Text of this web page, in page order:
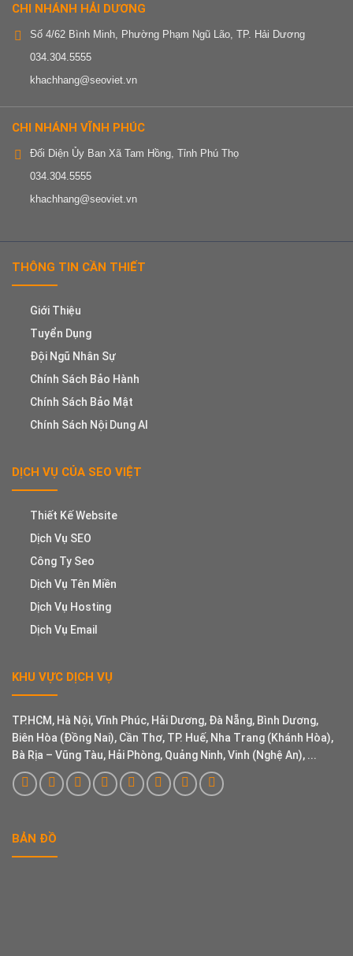
CHI NHÁNH HẢI DƯƠNG
Số 4/62 Bình Minh, Phường Phạm Ngũ Lão, TP. Hải Dương
034.304.5555
khachhang@seoviet.vn
CHI NHÁNH VĨNH PHÚC
Đối Diện Ủy Ban Xã Tam Hồng, Tỉnh Phú Thọ
034.304.5555
khachhang@seoviet.vn
THÔNG TIN CẦN THIẾT
Giới Thiệu
Tuyển Dụng
Đội Ngũ Nhân Sự
Chính Sách Bảo Hành
Chính Sách Bảo Mật
Chính Sách Nội Dung AI
DỊCH VỤ CỦA SEO VIỆT
Thiết Kế Website
Dịch Vụ SEO
Công Ty Seo
Dịch Vụ Tên Miền
Dịch Vụ Hosting
Dịch Vụ Email
KHU VỰC DỊCH VỤ
TP.HCM, Hà Nội, Vĩnh Phúc, Hải Dương, Đà Nẵng, Bình Dương,
Biên Hòa (Đồng Nai), Cần Thơ, TP. Huế, Nha Trang (Khánh Hòa),
Bà Rịa – Vũng Tàu, Hải Phòng, Quảng Ninh, Vinh (Nghệ An), ...
BẢN ĐỒ